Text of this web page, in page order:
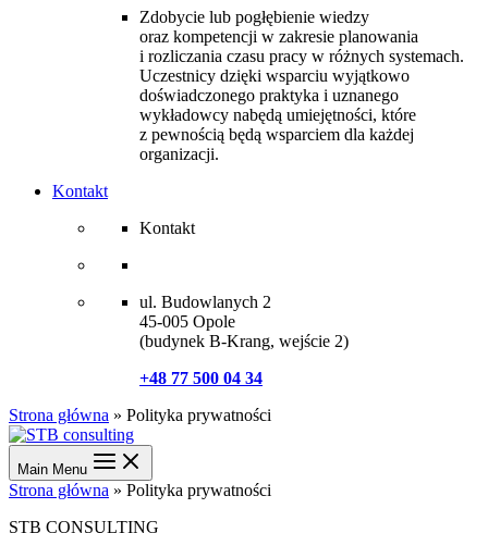
Zdobycie lub pogłębienie wiedzy
oraz kompetencji w zakresie planowania
i rozliczania czasu pracy w różnych systemach.
Uczestnicy dzięki wsparciu wyjątkowo
doświadczonego praktyka i uznanego
wykładowcy nabędą umiejętności, które
z pewnością będą wsparciem dla każdej
organizacji.
Kontakt
Kontakt
ul. Budowlanych 2
45-005 Opole
(budynek B-Krang, wejście 2)
+48 77 500 04 34
Strona główna » Polityka prywatności
Main Menu
Strona główna » Polityka prywatności
STB CONSULTING